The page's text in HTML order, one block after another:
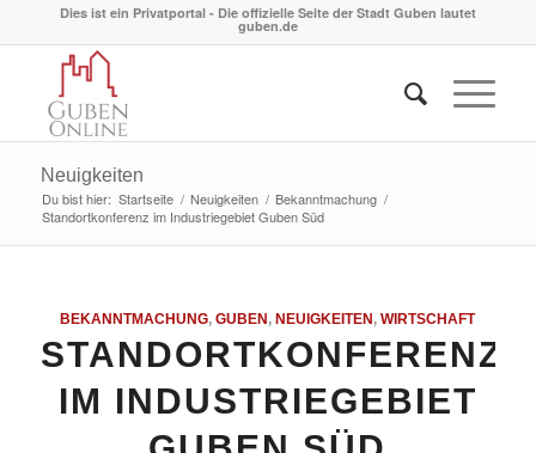
Dies ist ein Privatportal - Die offizielle Seite der Stadt Guben lautet
guben.de
Neuigkeiten
Du bist hier: Startseite / Neuigkeiten / Bekanntmachung /
Standortkonferenz im Industriegebiet Guben Süd
BEKANNTMACHUNG,GUBEN,NEUIGKEITEN,WIRTSCHAFT
STANDORTKONFERENZ
IM INDUSTRIEGEBIET